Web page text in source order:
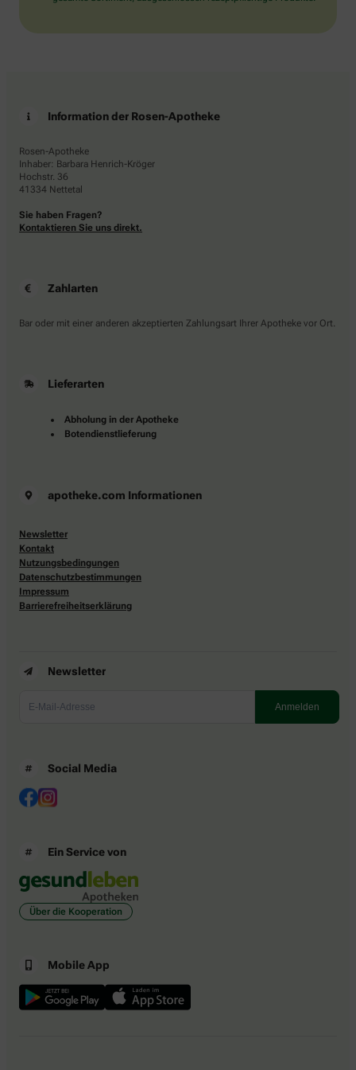
Information der Rosen-Apotheke
Rosen-Apotheke
Inhaber: Barbara Henrich-Kröger
Hochstr. 36
41334 Nettetal
Sie haben Fragen?
Kontaktieren Sie uns direkt.
Zahlarten
Bar oder mit einer anderen akzeptierten Zahlungsart Ihrer Apotheke vor Ort.
Lieferarten
Abholung in der Apotheke
Botendienstlieferung
apotheke.com Informationen
Newsletter
Kontakt
Nutzungsbedingungen
Datenschutzbestimmungen
Impressum
Barrierefreiheitserklärung
Newsletter
Social Media
Ein Service von
Über die Kooperation
Mobile App